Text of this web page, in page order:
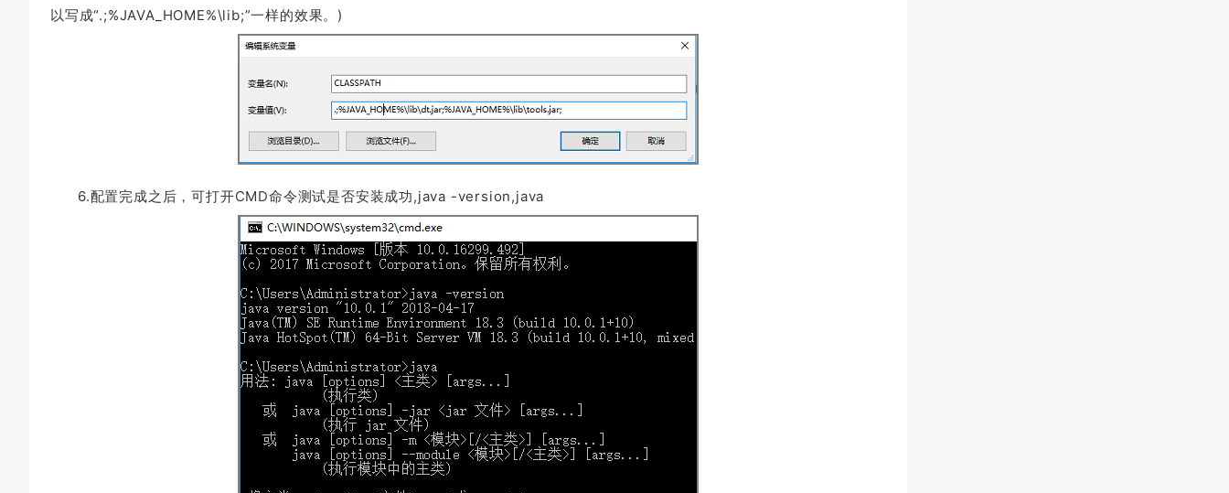
以写成“.;%JAVA_HOME%\lib;”一样的效果。)
6.配置完成之后，可打开CMD命令测试是否安装成功,java -version,java